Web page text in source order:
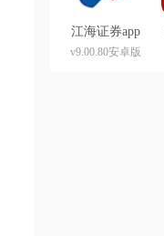
江海证券app
v9.00.80安卓版